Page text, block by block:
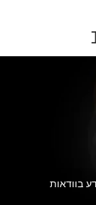
צריכים